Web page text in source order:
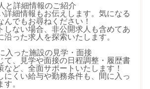
詳細情報のご紹介
詳細情報もお伝えします。気になる
んでもお尋ねください！
しない場合、非公開求人も含めてあ
沿った求人を探索いたします。
った施設の見学・面接
て、見学や面接の日程調整・履歴書
など、全面サポートいたします！
にくい給与や勤務条件も、間に入っ
。